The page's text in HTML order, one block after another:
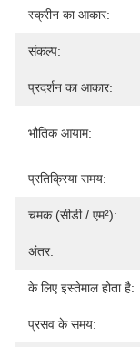
स्क्रीन का आकार:
संकल्प:
प्रदर्शन का आकार:
भौतिक आयाम:
प्रतिक्रिया समय:
चमक (सीडी / एम²):
अंतर:
के लिए इस्तेमाल होता है:
प्रसव के समय: